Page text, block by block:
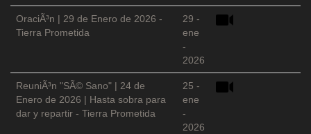
OraciÃ³n | 29 de Enero de 2026 -
Tierra Prometida
29 -
ene
-
2026
ReuniÃ³n "SÃ© Sano" | 24 de
Enero de 2026 | Hasta sobra para
dar y repartir - Tierra Prometida
25 -
ene
-
2026